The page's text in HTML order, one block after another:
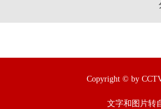
Copyright © by
文字和图片转